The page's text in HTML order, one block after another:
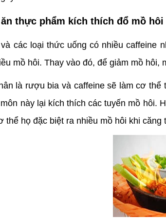
ăn thực phẩm kích thích đổ mồ hôi
các loại thức uống có nhiều caffeine
mồ hôi. Thay vào đó, để giảm mồ
là rượu bia và caffeine sẽ làm cơ
này lại kích thích các tuyến mồ
thể họ đặc biệt ra nhiều mồ hôi khi căng